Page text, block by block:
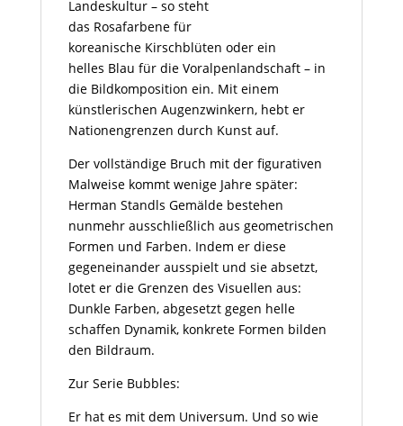
Landeskultur – so steht
das Rosafarbenefür
koreanische Kirschblüten oder ein
helles Blau für die Voralpenlandschaft – in
die Bildkomposition ein. Mit einem
künstlerischen Augenzwinkern, hebt er
Nationengrenzen durch Kunst auf.
Der vollständige Bruch mit der figurativen
Malweise kommt wenige Jahre später:
Herman Standls Gemälde bestehen
nunmehr ausschließlich aus geometrischen
Formen und Farben. Indem er diese
gegeneinander ausspielt und sie absetzt,
lotet er die Grenzen des Visuellen aus:
Dunkle Farben, abgesetzt gegen helle
schaffen Dynamik, konkrete Formen bilden
den Bildraum.
Zur Serie Bubbles:
Er hat es mit dem Universum. Und so wie